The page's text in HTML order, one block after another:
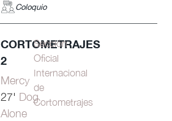
Coloquio
CORTOMETRAJES
2
Mercy
27' Dog
Alone
Sección
Oficial
Internacional
de
Cortometrajes